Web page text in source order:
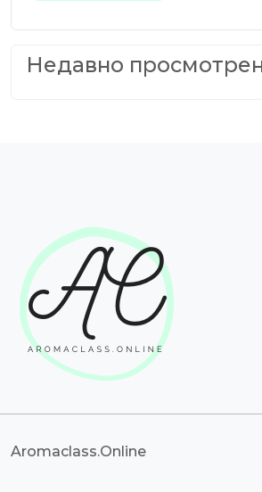
Недавно
Aromaclass.Online